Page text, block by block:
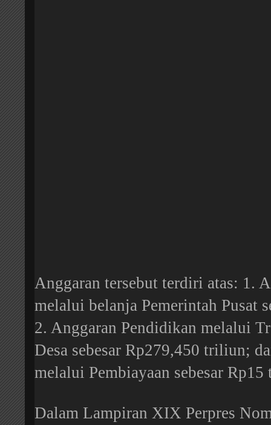
Anggaran tersebut terdiri atas: 1.
melalui belanja Pemerintah Pusat
2. Anggaran Pendidikan melalui
Desa sebesar Rp279,450 triliun;
melalui Pembiayaan sebesar
Dalam Lampiran XIX Perpres